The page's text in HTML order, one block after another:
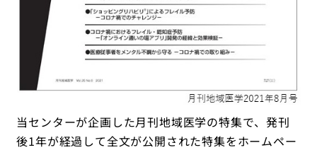
当センターが企画した月刊地域医学の特集で、発刊
後1年が経過して全文が公開された特集をホームペー